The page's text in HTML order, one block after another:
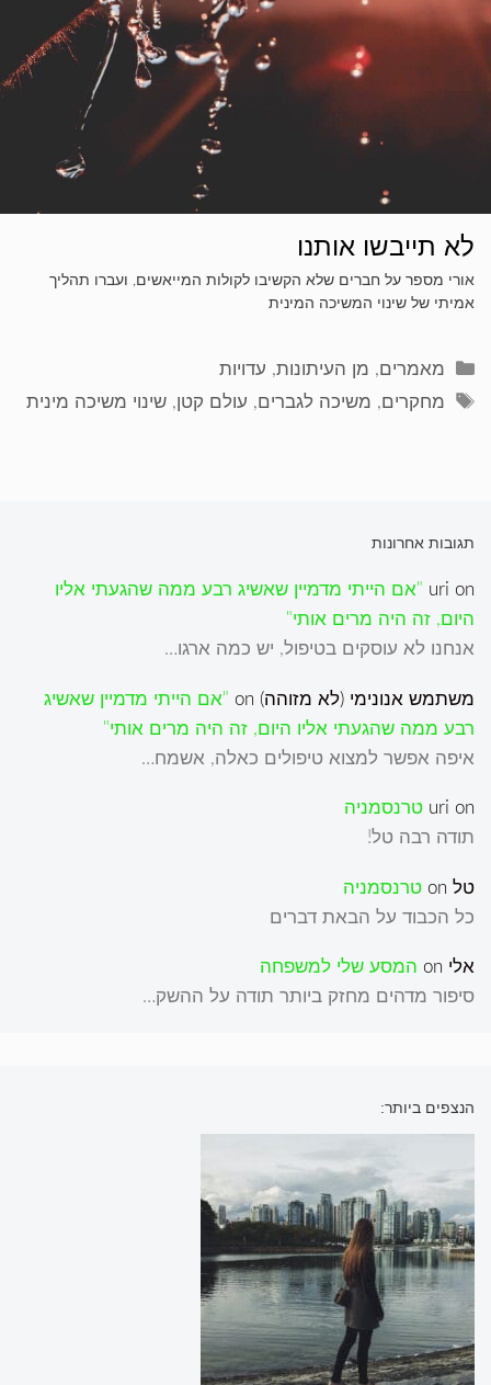
לא תייבשו אותנו
אורי מספר על חברים שלא הקשיבו לקולות המייאשים, ועברו תהליך
אמיתי של שינוי המשיכה המינית
קטגוריות
מאמרים, מן העיתונות, עדויות
תגיות
מחקרים, משיכה לגברים, עולם קטן,שינוי משיכה מינית
תגובות אחרונות
uri on
"אם הייתי מדמיין שאשיג רבע ממה שהגעתי אליו
היום, זה היה מרים אותי"
אנחנו לא עוסקים בטיפול, יש כמה ארגו…
משתמש אנונימי (לא מזוהה) on "אם הייתי מדמיין שאשיג
רבע ממה שהגעתי אליו היום, זה היה מרים אותי"
איפה אפשר למצוא טיפולים כאלה, אשמח…
uri on
טרנסמניה
תודה רבה טל!
טל on טרנסמניה
כל הכבוד על הבאת דברים
אלי on המסע שלי למשפחה
סיפור מדהים מחזק ביותר תודה על ההשק…
הנצפים ביותר: